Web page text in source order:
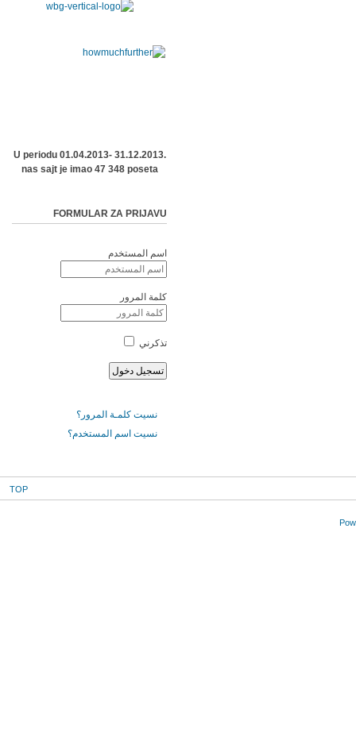
U periodu 01.04.2013- 31.12.2013.
nas sajt je imao 47 348 poseta
FORMULAR ZA PRIJAVU
اسم المستخدم
كلمة المرور
تذكرني
نسيت كلمـة المرور؟
نسيت اسم المستخدم؟
TOP